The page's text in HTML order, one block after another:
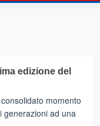
edizione del
momento
generazioni ad una